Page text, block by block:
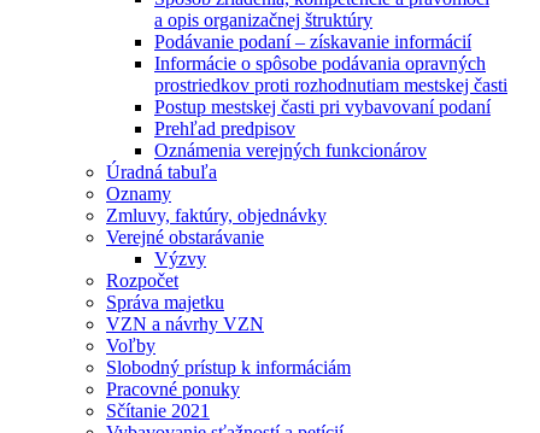
a opis organizačnej štruktúry
Podávanie podaní – získavanie informácií
Informácie o spôsobe podávania opravných
prostriedkov proti rozhodnutiam mestskej časti
Postup mestskej časti pri vybavovaní podaní
Prehľad predpisov
Oznámenia verejných funkcionárov
Úradná tabuľa
Oznamy
Zmluvy, faktúry, objednávky
Verejné obstarávanie
Výzvy
Rozpočet
Správa majetku
VZN a návrhy VZN
Voľby
Slobodný prístup k informáciám
Pracovné ponuky
Sčítanie 2021